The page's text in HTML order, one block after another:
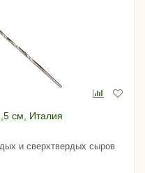
см, Италия
и сверхтвердых сыров